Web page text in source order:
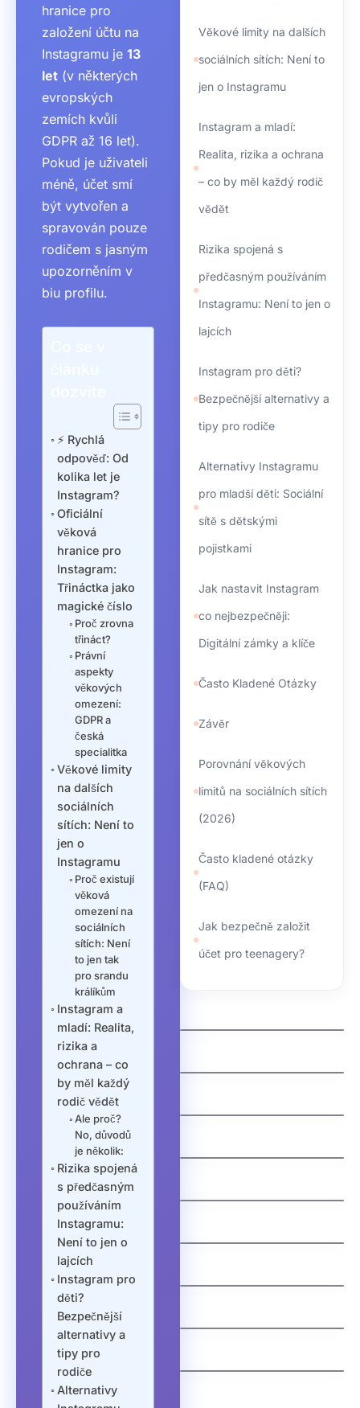
hranice pro
založení účtu na
Instagramu je 13
let (v některých
evropských
zemích kvůli
GDPR až 16 let).
Pokud je uživateli
méně, účet smí
být vytvořen a
spravován pouze
rodičem s jasným
upozorněním v
biu profilu.
⚡ Rychlá
odpověď: Od
kolika let je
Instagram?
Oficiální
věková
hranice pro
Instagram:
Třináctka jako
magické číslo
Proč zrovna
třináct?
Právní
aspekty
věkových
omezení:
GDPR a
česká
specialitka
Věkové limity
na dalších
sociálních
sítích: Není to
jen o
Instagramu
Proč existují
věková
omezení na
sociálních
sítích: Není
to jen tak
pro srandu
králíkům
Instagram a
mladí: Realita,
rizika a
ochrana – co
by měl každý
rodič vědět
Ale proč?
No, důvodů
je několik:
Rizika spojená
s předčasným
používáním
Instagramu:
Není to jen o
lajcích
Instagram pro
děti?
Bezpečnější
alternativy a
tipy pro
rodiče
Alternativy
Věkové limity na dalších
sociálních sítích: Není to
jen o Instagramu
Instagram a mladí:
Realita, rizika a ochrana
– co by měl každý rodič
vědět
Rizika spojená s
předčasným používáním
Instagramu: Není to jen o
lajcích
Instagram pro děti?
Bezpečnější alternativy a
tipy pro rodiče
Alternativy Instagramu
pro mladší děti: Sociální
sítě s dětskými
pojistkami
Jak nastavit Instagram
co nejbezpečněji:
Digitální zámky a klíče
Často Kladené Otázky
Závěr
Porovnání věkových
limitů na sociálních sítích
(2026)
Často kladené otázky
(FAQ)
Jak bezpečně založit
účet pro teenagery?